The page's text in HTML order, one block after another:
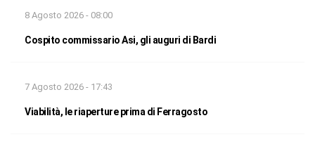
8 Agosto 2026 - 08:00
Cospito commissario Asi, gli auguri di Bardi
7 Agosto 2026 - 17:43
Viabilità, le riaperture prima di Ferragosto